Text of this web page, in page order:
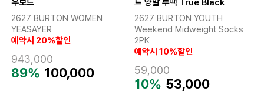
우보드
2627 BURTON WOMEN
YEASAYER
예약시 20%할인
943,000
89% 100,000
트 양말 투팩 True Black
2627 BURTON YOUTH
Weekend Midweight Socks
2PK
예약시 10%할인
59,000
10% 53,000